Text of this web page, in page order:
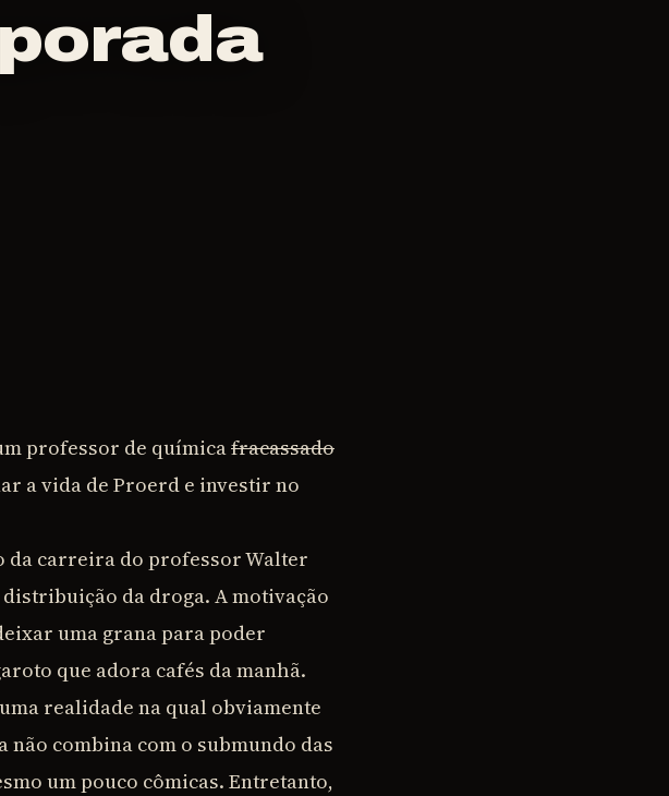
professor de químicafracassado
a vida de Proerd e investir no
da carreira do professor Walter
da droga. A motivação
uma grana para poder
que adora cafés da manhã.
realidade na qual obviamente
combina com o submundo das
um pouco cômicas. Entretanto,